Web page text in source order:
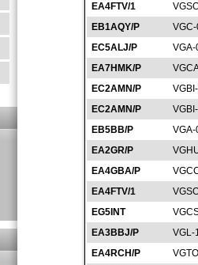
EA4FTV/1
EB1AQY/P
EC5ALJ/P
EA7HMK/P
EC2AMN/P
EC2AMN/P
EB5BB/P
EA2GR/P
EA4GBA/P
EA4FTV/1
EG5INT
EA3BBJ/P
VGL-
EA4RCH/P